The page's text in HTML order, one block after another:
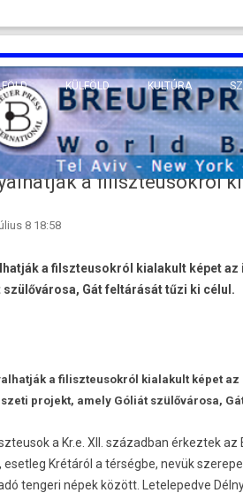
KÜLFÖLD
EURÓPA
KÖZEL-KELET
KULTÚRA
VALLÁS
a filiszteusokról
8 18:58
a filszteusok­ról kialakult képet
szülővárosa, Gát feltárását tűzi ki célul.
a filiszteusok­ról kialakult képet
pro­jekt, amely Góliát szülővárosa,
a Kr.e. XII. század­ban érkez­tek az
eset­leg Krétáról a térségbe, nevük
ten­geri népek között. Leteleped­ve